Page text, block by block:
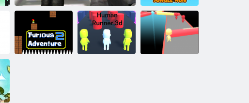
Kiba un Kumba:
Džungļu
skriešanās